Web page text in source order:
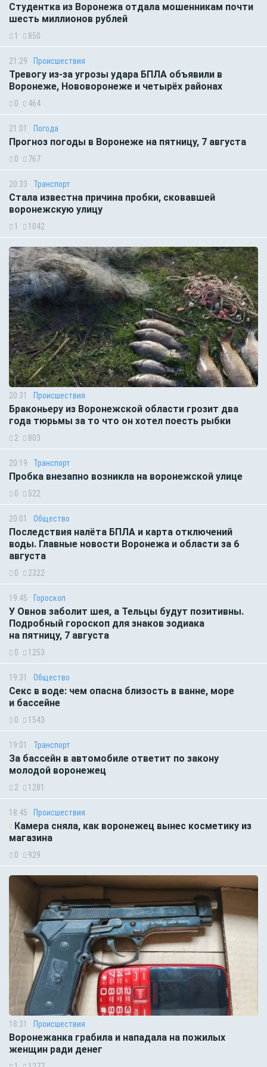
Студентка из Воронежа отдала мошенникам почти
шесть миллионов рублей
1 850
21:29 Происшествия
Тревогу из-за угрозы удара БПЛА объявили в
Воронеже, Нововоронеже и четырёх районах
0 464
21:01 Погода
Прогноз погоды в Воронеже на пятницу, 7 августа
0 767
20:33 Транспорт
Стала известна причина пробки, сковавшей
воронежскую улицу
1 1042
20:31 Происшествия
Браконьеру из Воронежской области грозит два
года тюрьмы за то что он хотел поесть рыбки
2 803
20:19 Транспорт
Пробка внезапно возникла на воронежской улице
0 522
20:01 Общество
Последствия налёта БПЛА и карта отключений
воды. Главные новости Воронежа и области за 6
августа
0 2322
19:45 Гороскоп
У Овнов заболит шея, а Тельцы будут позитивны.
Подробный гороскоп для знаков зодиака
на пятницу, 7 августа
0 1253
19:31 Общество
Секс в воде: чем опасна близость в ванне, море
и бассейне
0 1543
19:01 Транспорт
За бассейн в автомобиле ответит по закону
молодой воронежец
2 1281
18:45 Происшествия
Камера сняла, как воронежец вынес косметику из
магазина
0 929
18:31 Происшествия
Воронежанка грабила и нападала на пожилых
женщин ради денег